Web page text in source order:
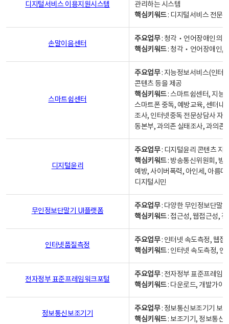
디지털서비스 이용지원시스템
관리하는 시스템
핵심키워드: 디지털서비스 전문
손말이음센터
주요업무: 청각‧언어장애인의
핵심키워드: 청각‧언어장애인,
스마트쉼센터
주요업무: 지능정보서비스(인터
콘텐츠 등을 제공
핵심키워드: 스마트쉼센터, 지능
스마트폰 중독, 예방교육, 센터내
조사, 인터넷중독 전문상담사 자
동본부, 과의존 실태조사, 과의존
디지털윤리
주요업무: 디지털윤리 콘텐츠 지
핵심키워드: 방송통신위원회, 방
예방, 사이버폭력, 아인세, 아름
디지털시민
무인정보단말기 UI플랫폼
주요업무: 다양한 무인정보단말
핵심키워드: 접근성, 웹접근성,
인터넷품질측정
주요업무: 인터넷 속도측정, 웹접
핵심키워드: 인터넷 속도측정, 인
전자정부 표준프레임워크포털
주요업무: 전자정부 표준프레임
핵심키워드: 다운로드, 개발가이
정보통신보조기기
주요업무: 정보통신보조기기 보
핵심키워드: 보조기기, 정보통신